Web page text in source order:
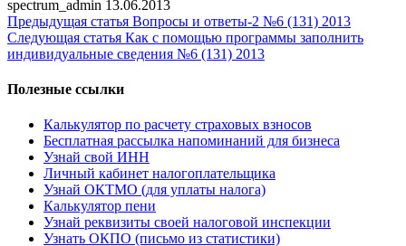
spectrum_admin 13.06.2013
Предыдущая статья Вопросы и ответы-2 №6 (131) 2013
Следующая статья Как с помощью программы заполнить
индивидуальные сведения №6 (131) 2013
Полезные ссылки
Калькулятор по расчету страховых взносов
Бесплатная рассылка напоминаний для бизнеса
Узнай свой ИНН
Личный кабинет налогоплательщика
Узнай ОКТМО (для уплаты налога)
Калькулятор пени
Узнай реквизиты своей налоговой инспекции
Узнать ОКПО (письмо из статистики)